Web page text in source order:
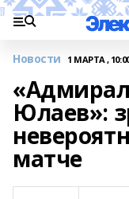
Новости 1 МАРТА ,
Юлаев»:
матче